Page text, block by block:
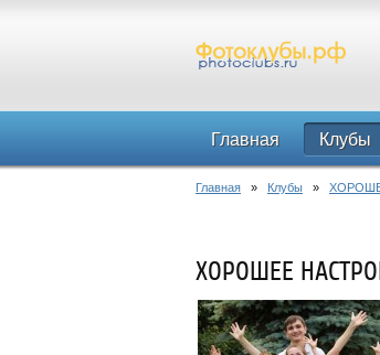
Главная Клубы
Главная » Клубы »
ХОРОШЕЕ